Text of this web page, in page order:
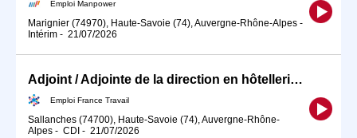
Emploi Manpower
Marignier (74970), Haute-Savoie (74), Auvergne-Rhône-Alpes -
Intérim - 21/07/2026
Adjoint / Adjointe de la direction en hôtellerie-restauration (H/F)
Emploi France Travail
Sallanches (74700), Haute-Savoie (74), Auvergne-Rhône-
Alpes - CDI - 21/07/2026